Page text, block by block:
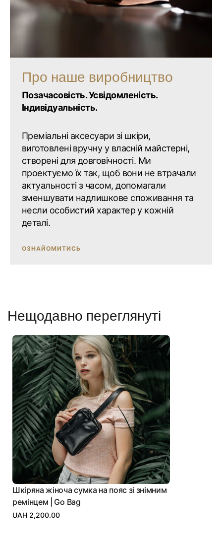
Про наше виробництво
Позачасовість. Усвідомленість.
Індивідуальність.
Преміальні аксесуари зі шкіри,
виготовлені вручну у власній майстерні,
створені для довговічності. Ми
проектуємо їх так, щоб вони не втрачали
актуальності з часом, допомагали
зменшувати надлишкове споживання та
несли особистий характер у кожній
деталі.
ОЗНАЙОМИТИСЬ
Нещодавно переглянуті
Шкіряна жіноча сумка на пояс зі знімним
ремінцем | Go Bag
UAH 2,200.00